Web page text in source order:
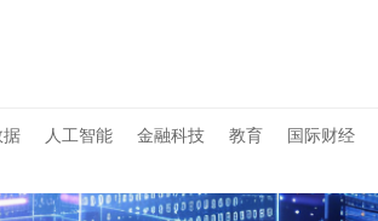
据 人工智能 金融科技 教育 国际财经